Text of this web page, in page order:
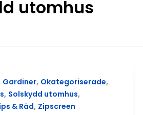
utomhus
Gardiner, Okategoriserade,
, Solskydd utomhus,
& Råd, Zipscreen